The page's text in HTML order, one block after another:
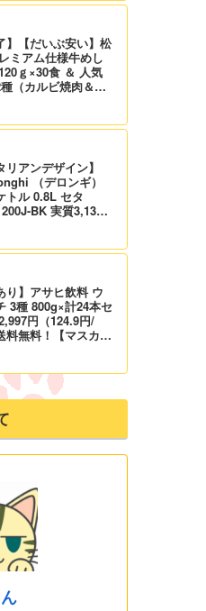
】【だいぶ安い】松
ミアム仕様牛めし
ｇ×30食 ＆ 人気
（カルビ焼肉＆生
リアンデザイン】
（デロンギ）
トル 0.8L セタ
BK 実質3,132
り】アサヒ飲料 ウ
3種 800g×計24本セ
円（124.9円/
料無料！【マスカッ